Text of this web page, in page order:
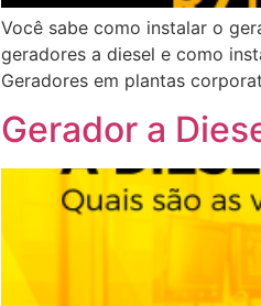
Você sabe como instalar o
geradores a diesel e como
Geradores em plantas
Gerador a